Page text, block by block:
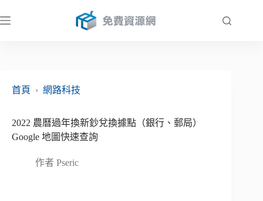
至
首頁
› 網路科技
2022 農曆過年換新鈔兌換據點（銀行、郵局）
Google 地圖快速查詢
作者 Pseric